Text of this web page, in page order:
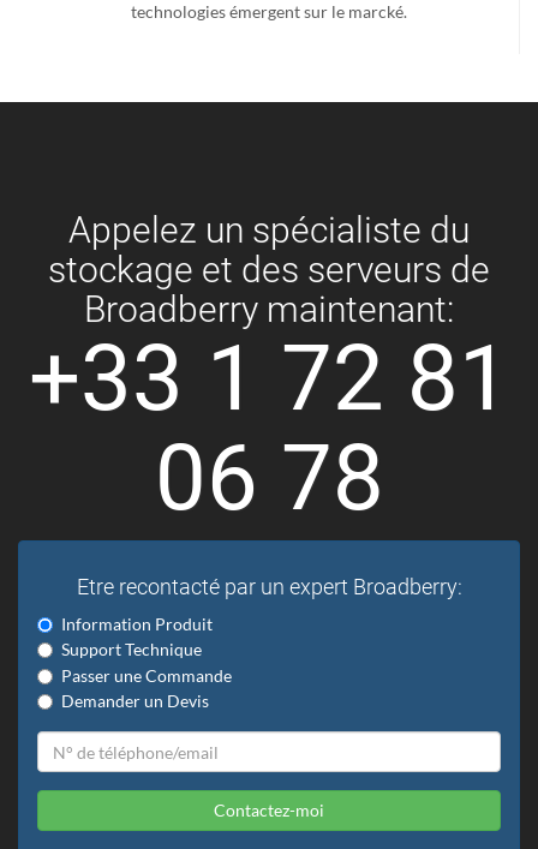
technologies émergent sur le marcké.
Appelez un spécialiste du
stockage et des serveurs de
Broadberry maintenant:
+33 1 72 81
06 78
Etre recontacté par un expert Broadberry:
Information Produit
Support Technique
Passer une Commande
Demander un Devis
Contactez-moi